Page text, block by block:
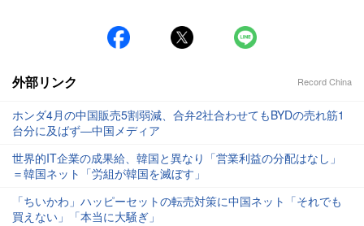
外部リンク Record China
ホンダ4月の中国販売5割弱減、合弁2社合わせてもBYDの売れ筋1
台分に及ばず―中国メディア
世界的IT企業の成果給、韓国と異なり「営業利益の分配はなし」
＝韓国ネット「労組が韓国を滅ぼす」
「ちいかわ」ハッピーセットの転売対策に中国ネット「それでも
買えない」「本当に大騒ぎ」